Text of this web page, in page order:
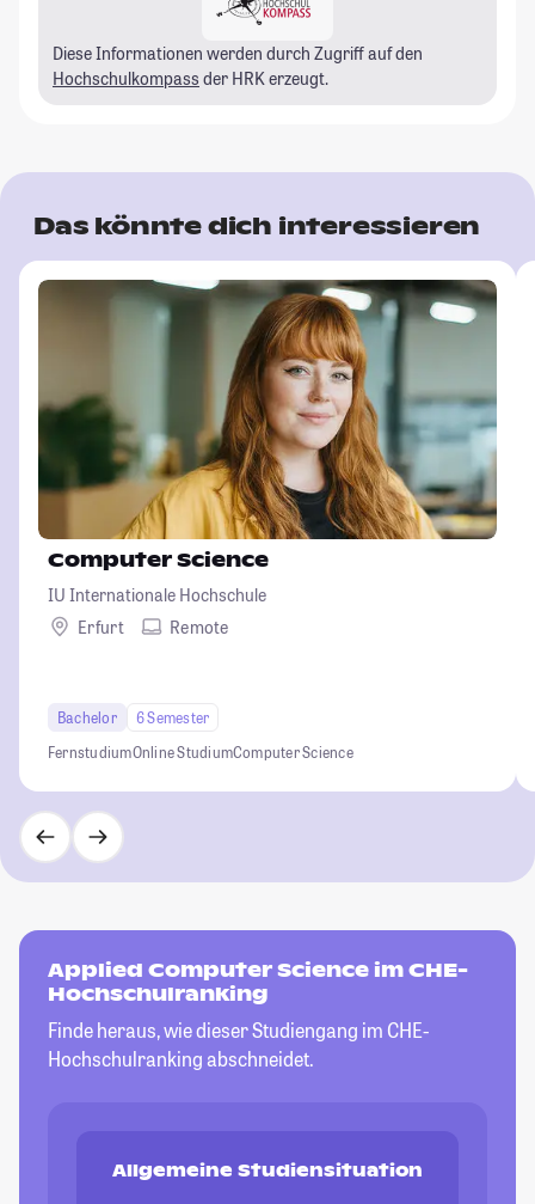
Diese Informationen werden durch Zugriff auf den
Hochschulkompass der HRK erzeugt.
Das könnte dich interessieren
Computer Science
IU Internationale Hochschule
Erfurt
Remote
Bachelor
6 Semester
FernstudiumOnline StudiumComputer Science
Applied Computer Science im CHE-
Hochschulranking
Finde heraus, wie dieser Studiengang im CHE-
Hochschulranking abschneidet.
Allgemeine Studiensituation